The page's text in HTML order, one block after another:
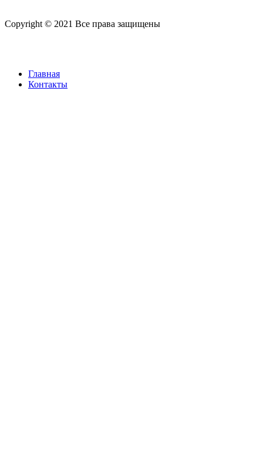
Copyright © 2021 Все права защищены
Главная
Контакты